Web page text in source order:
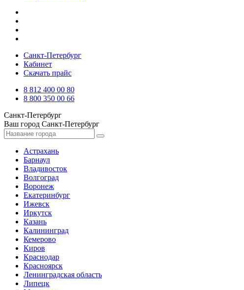
Санкт-Петербург
Кабинет
Скачать прайс
8 812 400 00 80
8 800 350 00 66
Санкт-Петербург
Ваш город Санкт-Петербург
Астрахань
Барнаул
Владивосток
Волгоград
Воронеж
Екатеринбург
Ижевск
Иркутск
Казань
Калининград
Кемерово
Киров
Краснодар
Красноярск
Ленинградская область
Липецк